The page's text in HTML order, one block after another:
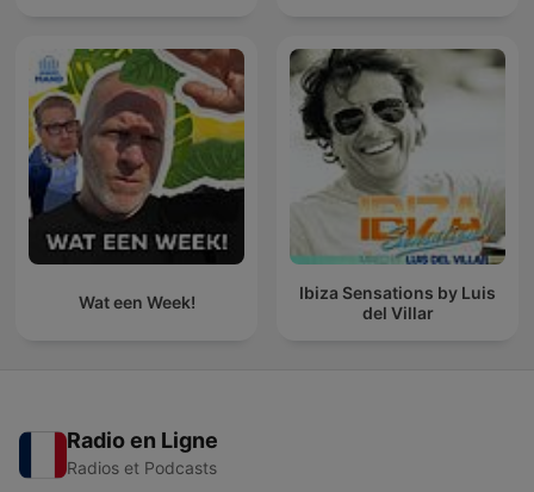
Wat een Week!
Ibiza Sensations by Luis
del Villar
Radio en Ligne
Radios et Podcasts